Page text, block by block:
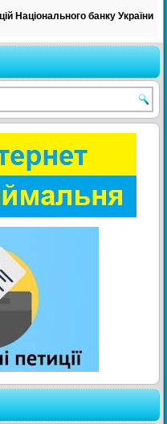
Національного банку України